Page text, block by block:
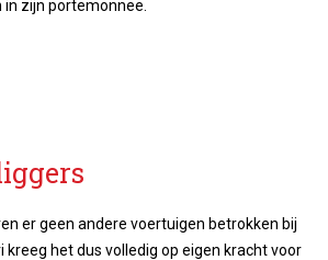
zijn portemonnee.
er geen andere voertuigen betrokken bij
kreeg het dus volledig op eigen kracht voor